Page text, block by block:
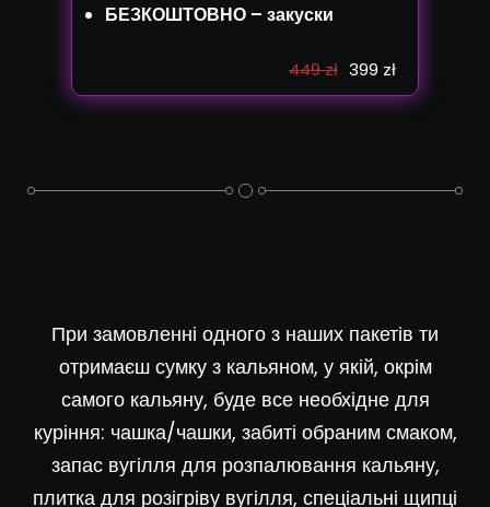
БЕЗКОШТОВНО – закуски
449 zł 399 zł
При замовленні одного з наших пакетів ти
отримаєш сумку з кальяном, у якій, окрім
самого кальяну, буде все необхідне для
куріння: чашка/чашки, забиті обраним смаком,
запас вугілля для розпалювання кальяну,
плитка для розігріву вугілля, спеціальні щипці